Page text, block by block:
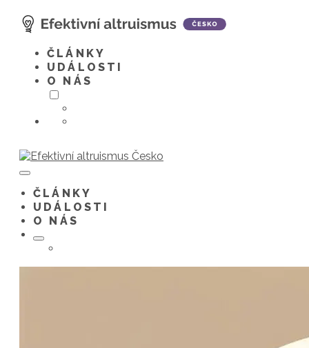
content
ČLÁNKY
UDÁLOSTI
O NÁS
Menu
Toggle
ČLÁNKY
UDÁLOSTI
O NÁS
Menu
Toggle